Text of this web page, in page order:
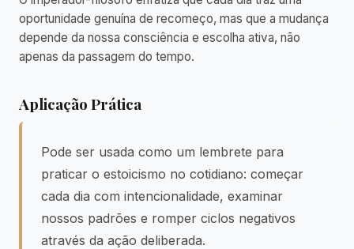
oportunidade genuína de recomeço, mas que a mudança
depende da nossa consciência e escolha ativa, não
apenas da passagem do tempo.
Aplicação Prática
Pode ser usada como um lembrete para
praticar o estoicismo no cotidiano: começar
cada dia com intencionalidade, examinar
nossos padrões e romper ciclos negativos
através da ação deliberada.